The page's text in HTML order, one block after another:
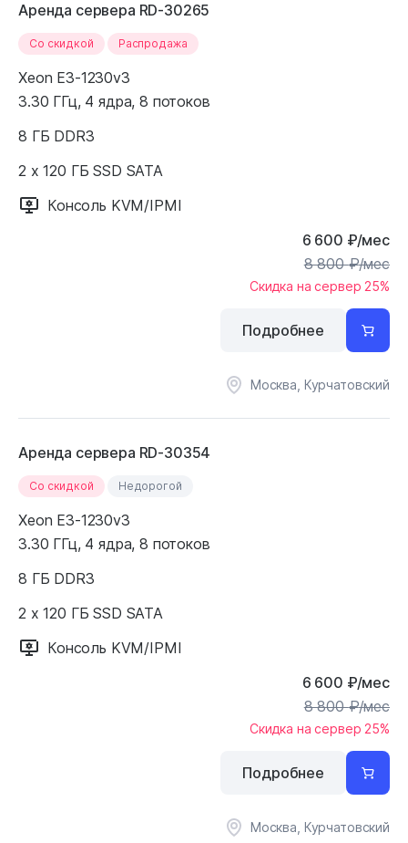
Аренда сервера RD-30265
Cо скидкой Распродажа
Xeon E3-1230v3
3.30 ГГц, 4 ядра, 8 потоков
8 ГБ DDR3
2 x 120 ГБ SSD SATA
Консоль KVM/IPMI
6 600 ₽/мес
8 800₽/мес
Скидка на сервер 25%
Москва, Курчатовский
Подробнее
Аренда сервера RD-30354
Cо скидкой Недорогой
Xeon E3-1230v3
3.30 ГГц, 4 ядра, 8 потоков
8 ГБ DDR3
2 x 120 ГБ SSD SATA
Консоль KVM/IPMI
6 600 ₽/мес
8 800₽/мес
Скидка на сервер 25%
Москва, Курчатовский
Подробнее